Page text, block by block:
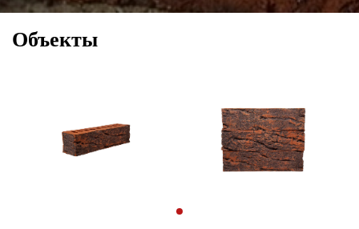
Объекты